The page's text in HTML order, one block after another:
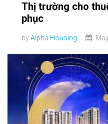
Thị trường cho
phục
byAlpha Housing